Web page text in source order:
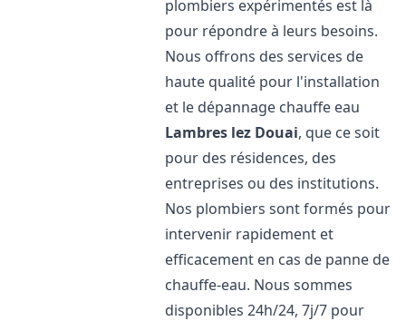
plombiers expérimentés est là
pour répondre à leurs besoins.
Nous offrons des services de
haute qualité pour l'installation
et le dépannage chauffe eau
Lambres lez Douai, que ce soit
pour des résidences, des
entreprises ou des institutions.
Nos plombiers sont formés pour
intervenir rapidement et
efficacement en cas de panne de
chauffe-eau. Nous sommes
disponibles 24h/24, 7j/7 pour